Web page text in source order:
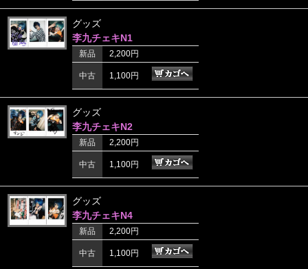
グッズ
李九チェキN1
新品 2,200円
中古 1,100円
グッズ
李九チェキN2
新品 2,200円
中古 1,100円
グッズ
李九チェキN4
新品 2,200円
中古 1,100円